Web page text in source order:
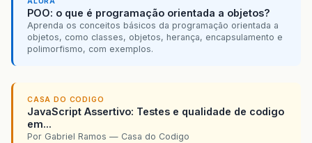
POO: o que é programação orientada a objetos?
Aprenda os conceitos básicos da programação orientada a
objetos, como classes, objetos, herança, encapsulamento e
polimorfismo, com exemplos.
CASA DO CODIGO
JavaScript Assertivo: Testes e qualidade de codigo
em...
Por Gabriel Ramos — Casa do Codigo